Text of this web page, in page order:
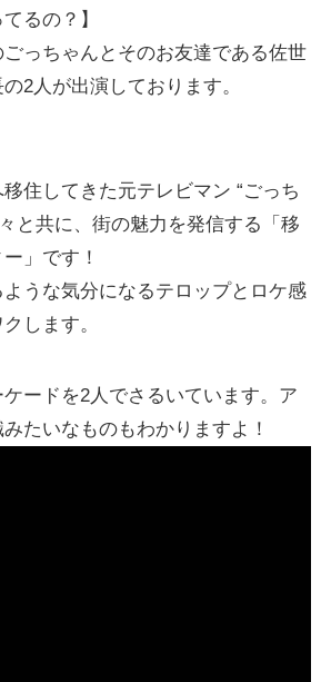
るの？】
っちゃんとそのお友達である佐世
2人が出演しております。
住してきた元テレビマン “ごっち
と共に、街の魅力を発信する「移
」です！
うな気分になるテロップとロケ感
します。
ードを2人でさるいています。ア
たいなものもわかりますよ！